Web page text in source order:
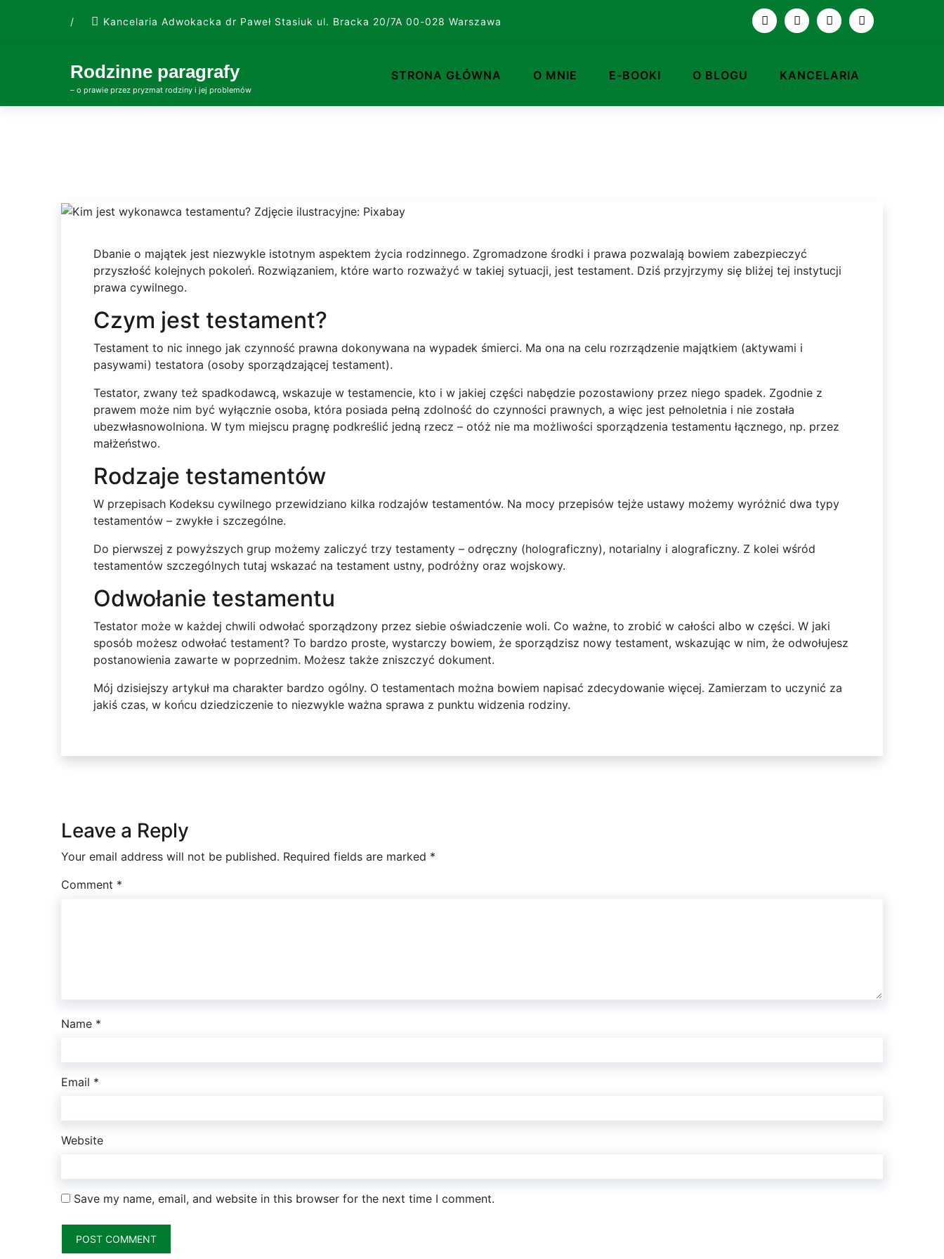
/ Kancelaria Adwokacka dr Paweł Stasiuk ul. Bracka 20/7A 00-028 Warszawa
Rodzinne paragrafy
– o prawie przez pryzmat rodziny i jej problemów
STRONA GŁÓWNA O MNIE E-BOOKI O BLOGU KANCELARIA
Dbanie o majątek jest niezwykle istotnym aspektem życia rodzinnego. Zgromadzone środki i prawa pozwalają bowiem zabezpieczyć
przyszłość kolejnych pokoleń. Rozwiązaniem, które warto rozważyć w takiej sytuacji, jest testament. Dziś przyjrzymy się bliżej tej instytucji
prawa cywilnego.
Czym jest testament?
Testament to nic innego jak czynność prawna dokonywana na wypadek śmierci. Ma ona na celu rozrządzenie majątkiem (aktywami i
pasywami) testatora (osoby sporządzającej testament).
Testator, zwany też spadkodawcą, wskazuje w testamencie, kto i w jakiej części nabędzie pozostawiony przez niego spadek. Zgodnie z
prawem może nim być wyłącznie osoba, która posiada pełną zdolność do czynności prawnych, a więc jest pełnoletnia i nie została
ubezwłasnowolniona. W tym miejscu pragnę podkreślić jedną rzecz – otóż nie ma możliwości sporządzenia testamentu łącznego, np. przez
małżeństwo.
Rodzaje testamentów
W przepisach Kodeksu cywilnego przewidziano kilka rodzajów testamentów. Na mocy przepisów tejże ustawy możemy wyróżnić dwa typy
testamentów – zwykłe i szczególne.
Do pierwszej z powyższych grup możemy zaliczyć trzy testamenty – odręczny (holograficzny), notarialny i alograficzny. Z kolei wśród
testamentów szczególnych tutaj wskazać na testament ustny, podróżny oraz wojskowy.
Odwołanie testamentu
Testator może w każdej chwili odwołać sporządzony przez siebie oświadczenie woli. Co ważne, to zrobić w całości albo w części. W jaki
sposób możesz odwołać testament? To bardzo proste, wystarczy bowiem, że sporządzisz nowy testament, wskazując w nim, że odwołujesz
postanowienia zawarte w poprzednim. Możesz także zniszczyć dokument.
Mój dzisiejszy artykuł ma charakter bardzo ogólny. O testamentach można bowiem napisać zdecydowanie więcej. Zamierzam to uczynić za
jakiś czas, w końcu dziedziczenie to niezwykle ważna sprawa z punktu widzenia rodziny.
Leave a Reply
Your email address will not be published. Required fields are marked *
Comment *
Name *
Email *
Website
Save my name, email, and website in this browser for the next time I comment.